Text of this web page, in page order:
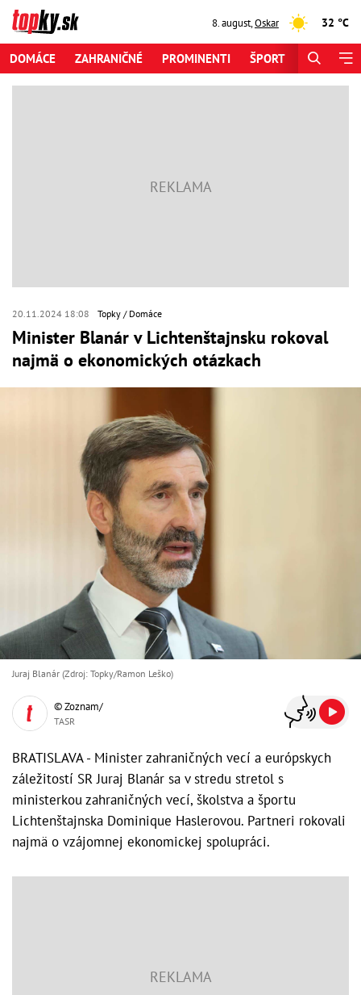
8. august,Oskar 32 °C
DOMÁCE ZAHRANIČNÉ PROMINENTI ŠPORT
20.11.2024 18:08 Topky Domáce
Minister Blanár v Lichtenštajnsku rokoval
najmä o ekonomických otázkach
Juraj Blanár (Zdroj: Topky/Ramon Leško)
© Zoznam/
TASR
BRATISLAVA - Minister zahraničných vecí a európskych
záležitostí SR Juraj Blanár sa v stredu stretol s
ministerkou zahraničných vecí, školstva a športu
Lichtenštajnska Dominique Haslerovou. Partneri rokovali
najmä o vzájomnej ekonomickej spolupráci.